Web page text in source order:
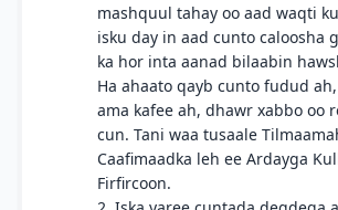
mashquul tahay oo aad waqti
isku day in aad cunto caloosha
ka hor inta aanad bilaabin
Ha ahaato qayb cunto fudud
ama kafee ah, dhawr xabbo oo
cun. Tani waa tusaale
Caafimaadka leh ee Ardayga
Firfircoon.